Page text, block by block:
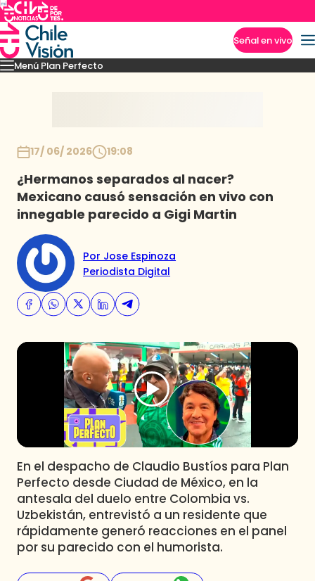
Señal en vivo
Menú Plan Perfecto
Momentos Capítulos Novedades
17/ 06/ 2026 19:08
¿Hermanos separados al nacer?
Mexicano causó sensación en vivo con
innegable parecido a Gigi Martin
Por Jose Espinoza
Periodista Digital
En el despacho de Claudio Bustíos para Plan
Perfecto desde Ciudad de México, en la
antesala del duelo entre Colombia vs.
Uzbekistán, entrevistó a un residente que
rápidamente generó reacciones en el panel
por su parecido con el humorista.
Imperdibles
Club De La Comedia
Contigo en Directo
Plan Perfecto
El Tiempo
Sabingo
Todos Los Programas